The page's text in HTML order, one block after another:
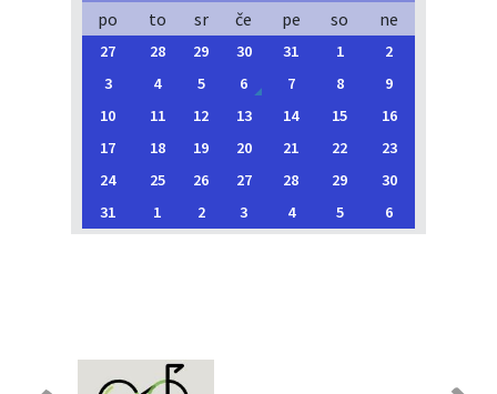
po
to sr če pe so ne
27 28 29 30 31 1
2
3
4 5 6 7 8
9
10
11 12 13 14 15
16
17
18 19 20 21 22
23
24
25 26 27 28 29
30
31
1 2 3 4 5 6